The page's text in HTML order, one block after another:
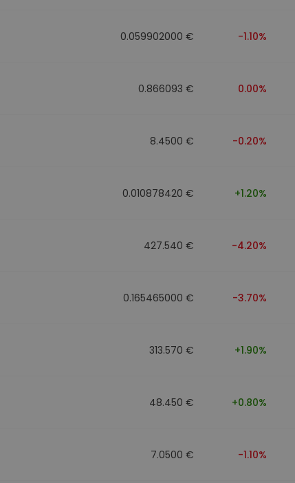
0.059902000 € -1.10%
0.866093 € 0.00%
8.4500 € -0.20%
0.010878420 € +1.20%
427.540 € -4.20%
0.165465000 € -3.70%
313.570 € +1.90%
48.450 € +0.80%
7.0500 € -1.10%